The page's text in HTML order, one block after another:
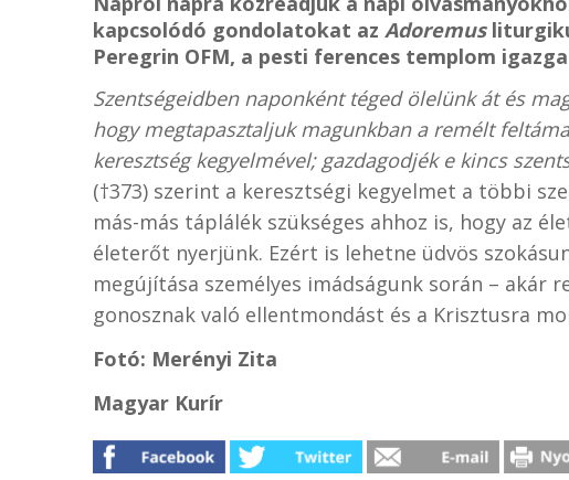
kapcsolódó gondolatokat az Adoremus
Peregrin OFM, a pesti ferences templom
Szentségeidben naponként téged ölelünk át és
hogy megtapasztaljuk magunkban a remélt
keresztség kegyelmével; gazdagodjék e kincs
(†373) szerint a keresztségi kegyelmet a többi
más-más táplálék szükséges ahhoz is, hogy az
életerőt nyerjünk. Ezért is lehetne üdvös
megújítása személyes imádságunk során – akár
gonosznak való ellentmondást és a Krisztusra
Fotó: Merényi Zita
Magyar Kurír